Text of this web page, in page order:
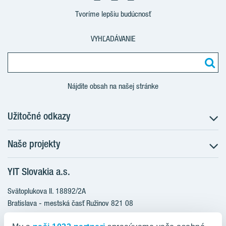
Tvoríme lepšiu budúcnosť
VYHĽADÁVANIE
Nájdite obsah na našej stránke
Užitočné odkazy
O nás
Prečo bývať s nami
Udržateľnosť máme v DNA
Starostlivosť o zákazníkov
Financovanie
Služba Starý za nový
Naše projekty
Družstevné bývanie
NUPPU
ZWIRN
YIT Slovakia a.s.
Svätoplukova II. 18892/2A
Bratislava - mestská časť Ružinov 821 08
Slovakia